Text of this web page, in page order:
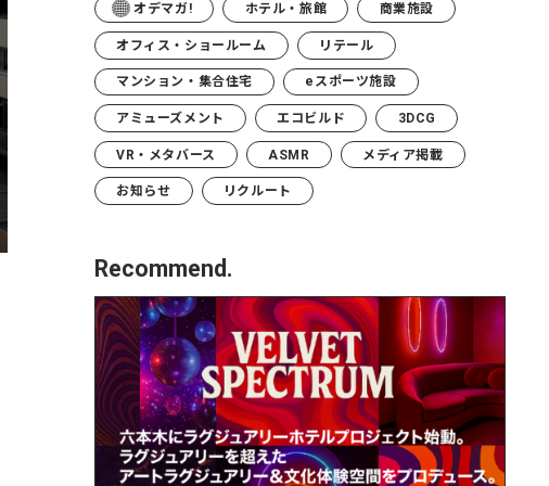
オデマガ! ホテル・旅館 商業施設
オフィス・ショールーム リテール
マンション・集合住宅 eスポーツ施設
アミューズメント エコビルド 3DCG
VR・メタバース ASMR メディア掲載
お知らせ リクルート
Recommend.